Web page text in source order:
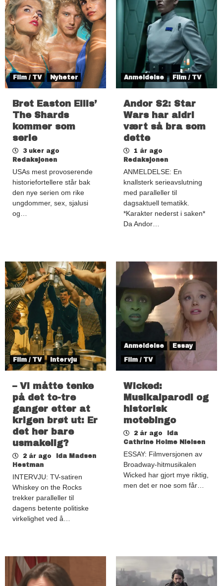
Film / TV Nyheter
Bret Easton Ellis’
The Shards
kommer som
serie
3 uker ago
Redaksjonen
USAs mest provoserende
historiefortellere står bak
den nye serien om rike
ungdommer, sex, sjalusi
og…
Anmeldelse Film / TV
Andor S2: Star
Wars har aldri
vært så bra som
dette
1 år ago
Redaksjonen
ANMELDELSE: En
knallsterk serieavslutning
med paralleller til
dagsaktuell tematikk.
*Karakter nederst i saken*
Da Andor…
Film / TV Intervju
– Vi måtte tenke
på det to-tre
ganger etter at
krigen brøt ut: Er
det her bare
usmakelig?
2 år ago
Ida Madsen
Hestman
INTERVJU: TV-satiren
Whiskey on the Rocks
trekker paralleller til
dagens betente politiske
virkelighet ved å…
Anmeldelse
Essay
Film / TV
Wicked:
Musikalparodi og
historisk
motebingo
2 år ago
Ida
Cathrine Holme Nielsen
ESSAY: Filmversjonen av
Broadway-hitmusikalen
Wicked har gjort mye riktig,
men det er noe som får…